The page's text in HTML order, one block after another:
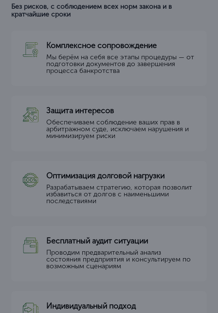
Без рисков, с соблюдением всех норм закона и в
кратчайшие сроки
Комплексное сопровождение
Мы берём на себя все этапы процедуры — от
подготовки документов до завершения
процесса банкротства
Защита интересов
Обеспечиваем соблюдение ваших прав в
арбитражном суде, исключаем нарушения и
минимизируем риски
Оптимизация долговой нагрузки
Разрабатываем стратегию, которая позволит
избавиться от долгов с наименьшими
последствиями
Бесплатный аудит ситуации
Проводим предварительный анализ
состояния предприятия и консультируем по
возможным сценариям
Индивидуальный подход